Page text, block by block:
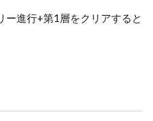
ー進行+第1層をクリアすると